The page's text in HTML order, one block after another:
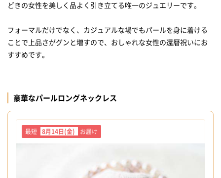
どきの女性を美しく品よく引き立てる唯一のジュエリーです。
フォーマルだけでなく、カジュアルな場でもパールを身に着ける
ことで上品さがグンと増すので、おしゃれな女性の還暦祝いにお
豪華なパールロングネックレス
最短 8月14日(金) お届け